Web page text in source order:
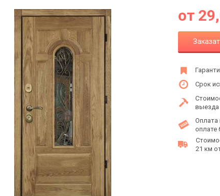
от
Срок
выезда
Оплата
оплате
21 км